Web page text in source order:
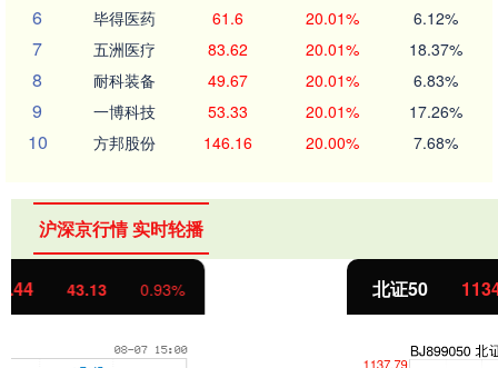
6 毕得医药 61.6 20.01% 6.12%
7 五洲医疗 83.62 20.01% 18.37%
8 耐科装备 49.67 20.01% 6.83%
9 一博科技 53.33 20.01% 17.26%
10 方邦股份 146.16 20.00% 7.68%
沪深京行情 实时轮播
北证50 1.01%